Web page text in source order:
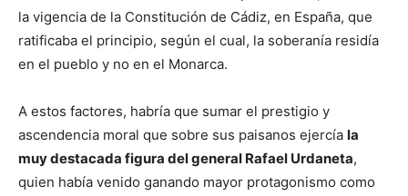
la vigencia de la Constitución de Cádiz, en España, que
ratificaba el principio, según el cual, la soberanía residía
en el pueblo y no en el Monarca.
A estos factores, habría que sumar el prestigio y
ascendencia moral que sobre sus paisanos ejercía la
muy destacada figura del general Rafael Urdaneta,
quien había venido ganando mayor protagonismo como